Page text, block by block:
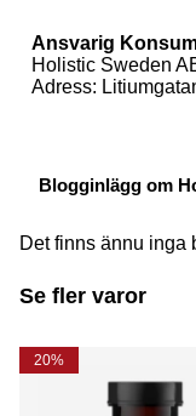
Ansvarig
Holistic Sweden
Adress:
Blogginlägg om
Det finns ännu inga
Se fler varor
20%